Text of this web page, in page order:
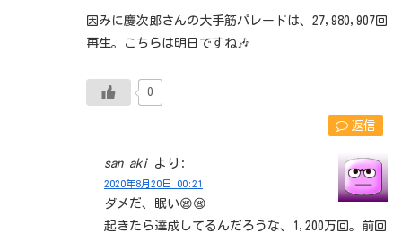
因みに慶次郎さんの大手筋パレードは、27,980,907回
再生。こちらは明日ですね🎶
0
返信
san aki より:
2020年8月20日 00:21
ダメだ、眠い😪😪
起きたら達成してるんだろうな、1,200万回。前回